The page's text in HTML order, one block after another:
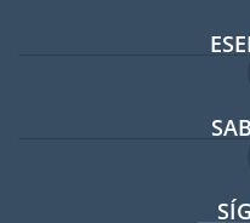
Foro
Guía
Trabajos